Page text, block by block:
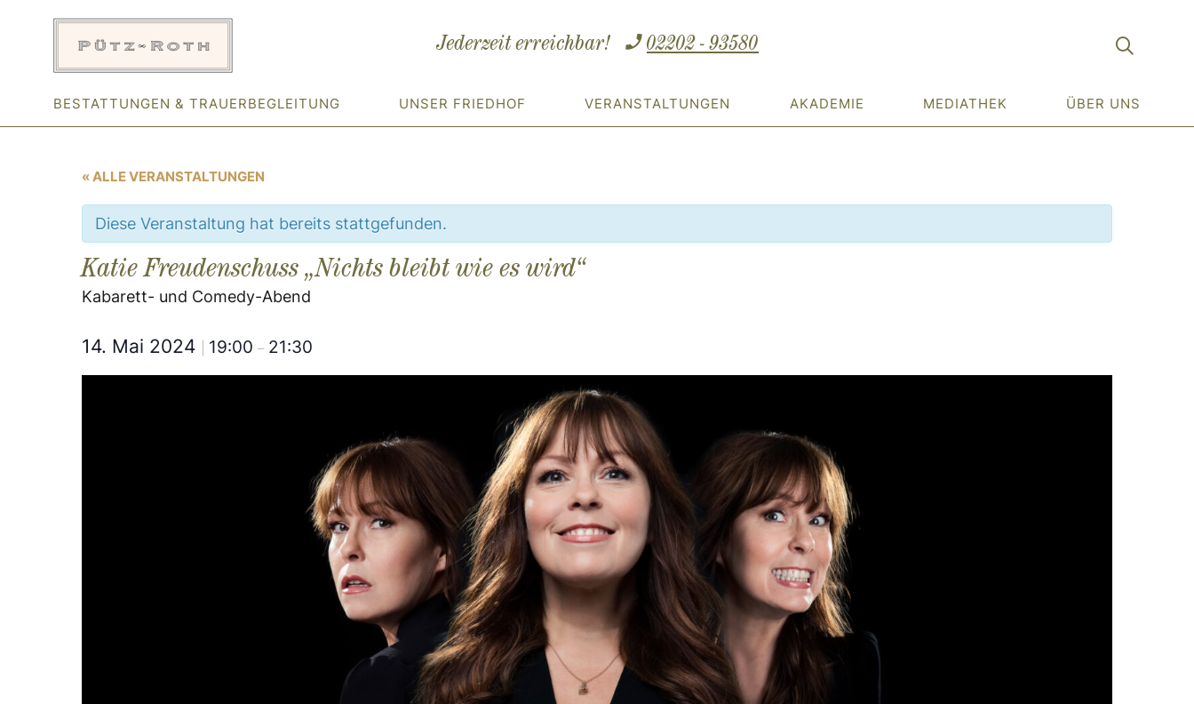
Jederzeit erreichbar! 02202 - 93580
BESTATTUNGEN & TRAUERBEGLEITUNG UNSER FRIEDHOF VERANSTALTUNGEN AKADEMIE MEDIATHEK ÜBER UNS
« ALLE VERANSTALTUNGEN
Diese Veranstaltung hat bereits stattgefunden.
Katie Freudenschuss „Nichts bleibt wie es wird“
Kabarett- und Comedy-Abend
14. Mai 2024 19:00 – 21:30